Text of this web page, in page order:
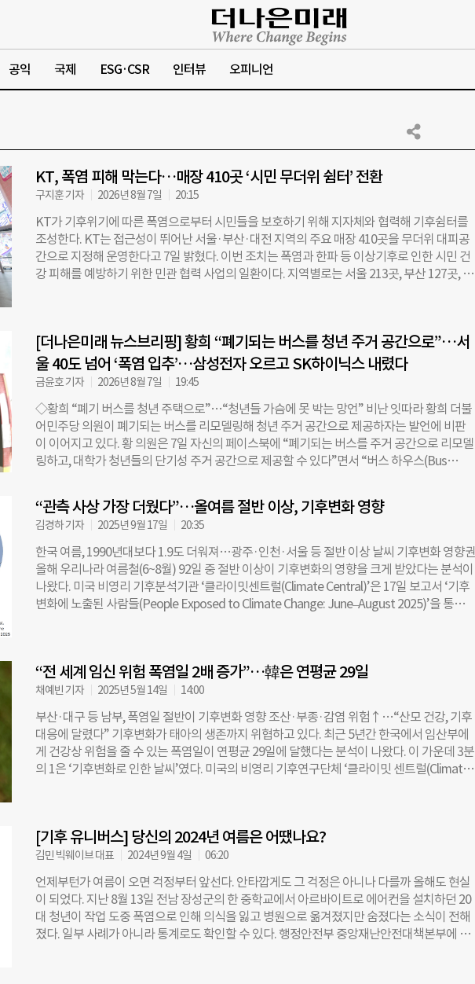
공익 국제 ESG·CSR 인터뷰 오피니언
KT, 폭염 피해 막는다…매장 410곳 ‘시민 무더위 쉼터’ 전환
구지훈 기자 2026년 8월 7일 20:15
KT가 기후위기에 따른 폭염으로부터 시민들을 보호하기 위해 지자체와 협력해 기후쉼터를
조성한다. KT는 접근성이 뛰어난 서울·부산·대전 지역의 주요 매장 410곳을 무더위 대피공
간으로 지정해 운영한다고 7일 밝혔다. 이번 조치는 폭염과 한파 등 이상기후로 인한 시민 건
강 피해를 예방하기 위한 민관 협력 사업의 일환이다. 지역별로는 서울 213곳, 부산 127곳, 대
체가 발급한 공식 쉼터 인증 현판이 게시됐다. 구지훈 더나은미래 기자
[더나은미래 뉴스브리핑] 황희 “폐기되는 버스를 청년 주거 공간으로”…서
울 40도 넘어 ‘폭염 입추’…삼성전자 오르고 SK하이닉스 내렸다
금윤호 기자 2026년 8월 7일 19:45
◇황희 “폐기 버스를 청년 주택으로”…“청년들 가슴에 못 박는 망언” 비난 잇따라 황희 더불
어민주당 의원이 폐기되는 버스를 리모델링해 청년 주거 공간으로 제공하자는 발언에 비판
이 이어지고 있다. 황 의원은 7일 자신의 페이스북에 “폐기되는 버스를 주거 공간으로 리모델
링하고, 대학가 청년들의 단기성 주거 공간으로 제공할 수 있다”면서 “버스 하우스(Bus
황 의원의 발언을 비판했다. 그러자 황 의원은 “순수한 아이디어 차원”이라며 “정부가 그런
정책을 추진한다는 것은 아님을 밝힌다”라고 해명했다. ◇가장 뜨거운 ‘폭염 立秋’…서울 40
도 넘었다 절기상 입추(立秋)가 무색하게 서울 낮 기온이 40도를 넘는 폭염이 이어졌다. 7일
기상청 자동기상관측장비(AWS) 관측에 따르면 이날 오후3시28분경 서울 노원구 기온이
40.2도를 기록했다. 서울 내 관측 지점에서 40도를 넘은 것은 지난 2018년 8월 1일 이후 약 8
년 만이다. 폭염이 연일 이어지고 있는 가운데 단비 소식이 전해졌다. 기상청은 8일 오후 수도
권과 강원 내륙, 충청권, 전라권 내륙, 경상권 내륙에 소나기가 내리는 곳이 있겠으며, 인천·경
기 서해안에는 저녁까지 비가 내릴 것으로 예상된다고 밝혔다. 다만 기상청은 소나기에 의한
뒤 습도가 높은 상태에서 다시 기온이 오르므로 건강 관리에 각별한 유의해야 한다고 당부했
다. ◇삼성전자 오르고 SK하이닉스 내려…코스닥은 6거래일 만에 하락 7일 코스피와 코스닥
“관측 사상 가장 더웠다”…올여름 절반 이상, 기후변화 영향
김경하 기자 2025년 9월 17일 20:35
한국 여름, 1990년대보다 1.9도 더워져…광주·인천·서울 등 절반 이상 날씨 기후변화 영향권
올해 우리나라 여름철(6~8월) 92일 중 절반 이상이 기후변화의 영향을 크게 받았다는 분석이
나왔다. 미국 비영리 기후분석기관 ‘클라이밋센트럴(Climate Central)’은 17일 보고서 ‘기후
변화에 노출된 사람들(People Exposed to Climate Change: June–August 2025)’을 통해
여름 평균기온이 1990년대 대비 2.1도 상승했고, 서울은 1.9도 높았다. CSI 2레벨 이상 일수는
광주 63일, 인천 59일, 서울 54일로 집계됐다. 올여름 내내 전국 곳곳에서 “예전과는 다른 여
름”이 관측된 셈이다. 기상청이 이달 4일 발표한 ‘2025년 여름철 기후특성’ 보고서도 같은 흐
름을 보여준다. 전국 평균기온은 25.7도로 관측 사상 최고를 기록했고, 지난해(25.6도)보다
0.1도 높았다. 서울에서는 열대야가 46일 이어져 지난해 기록(39일)을 갈아치웠다. 낮 최고기
온만이 아니라 밤 기온까지 치솟아 시민들이 체감한 불편은 더욱 컸다. 세계적으로는 올여름
매일 최소 18억 명(전 세계 인구의 22%)이 기후변화 영향을 강하게 받은 것으로 나타났다. 특
CSI 2레벨 이상을 기록했다. 클라이밋센트럴의 크리스티나 달 과학 부문 부대표는 보고서에
서 “매 계절마다 세계 각국은
“전 세계 임신 위험 폭염일 2배 증가”…韓은 연평균 29일
채예빈 기자 2025년 5월 14일 14:00
부산·대구 등 남부, 폭염일 절반이 기후변화 영향 조산·부종·감염 위험↑…“산모 건강, 기후
대응에 달렸다” 기후변화가 태아의 생존까지 위협하고 있다. 최근 5년간 한국에서 임산부에
게 건강상 위험을 줄 수 있는 폭염일이 연평균 29일에 달했다는 분석이 나왔다. 이 가운데 3분
의 1은 ‘기후변화로 인한 날씨’였다. 미국의 비영리 기후연구단체 ‘클라이밋 센트럴(Climate
년 전 세계 247개 지역, 940개 도시에 걸친 기온 데이터를 분석해 기후변화가 없다고 가정했
을 때의 기상조건인 ‘기후 전환 지표(Climate Shift Index)’와 비교했다. 그 결과 90% 지역에
서 폭염일 수가 기후변화로 인해 연평균 두 배 이상 증가한 것으로 나타났다. 한국의 경우도
예외는 아니었다. 최근 5년간 연평균 임신 위험 폭염일은 29일, 이 중 약 34%(10일)가 기후변
화 탓으로 분석됐다. 부산(54%)·대구(52%)·울산(50%)·창원(50%) 등 남부 지역은 그 절반
이상이 기후변화와 연관된 것으로 조사됐다. 서울·수원·인천 등 중부 지역도 모두 30일 이상
의 폭염일을 기록했다. 이 같은 폭염은 임산부 건강에 직접적인 위협이 된다. 클라이밋 센트럴
[기후 유니버스] 당신의 2024년 여름은 어땠나요?
김민 빅웨이브 대표 2024년 9월 4일 06:20
언제부턴가 여름이 오면 걱정부터 앞선다. 안타깝게도 그 걱정은 아니나 다를까 올해도 현실
이 되었다. 지난 8월 13일 전남 장성군의 한 중학교에서 아르바이트로 에어컨을 설치하던 20
대 청년이 작업 도중 폭염으로 인해 의식을 잃고 병원으로 옮겨졌지만 숨졌다는 소식이 전해
졌다. 일부 사례가 아니라 통계로도 확인할 수 있다. 행정안전부 중앙재난안전대책본부에 따